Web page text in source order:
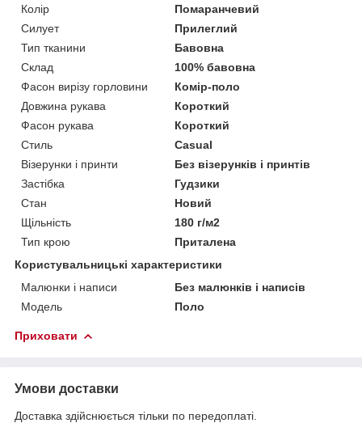
Колір
Помаранчевий
Силует
Прилеглий
Тип тканини
Бавовна
Склад
100% бавовна
Фасон вирізу горловини
Комір-поло
Довжина рукава
Короткий
Фасон рукава
Короткий
Стиль
Casual
Візерунки і принти
Без візерунків і принтів
Застібка
Гудзики
Стан
Новий
Щільність
180 г/м2
Тип крою
Приталена
Користувальницькі характеристики
Малюнки і написи
Без малюнків і написів
Модель
Поло
Приховати
Умови доставки
Доставка здійснюється тільки по передоплаті.